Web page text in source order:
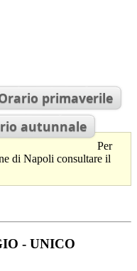
primaverile
autunnale
Per
di Napoli consultare il
- UNICO